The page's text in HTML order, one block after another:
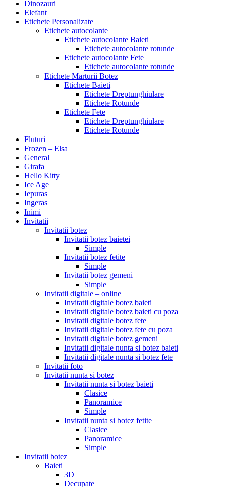
Dinozauri
Elefant
Etichete Personalizate
Etichete autocolante
Etichete autocolante Baieti
Etichete autocolante rotunde
Etichete autocolante Fete
Etichete autocolante rotunde
Etichete Marturii Botez
Etichete Baieti
Etichete Dreptunghiulare
Etichete Rotunde
Etichete Fete
Etichete Dreptunghiulare
Etichete Rotunde
Fluturi
Frozen – Elsa
General
Girafa
Hello Kitty
Ice Age
Iepuras
Ingeras
Inimi
Invitatii
Invitatii botez
Invitatii botez baietei
Simple
Invitatii botez fetite
Simple
Invitatii botez gemeni
Simple
Invitatii digitale – online
Invitatii digitale botez baieti
Invitatii digitale botez baieti cu poza
Invitatii digitale botez fete
Invitatii digitale botez fete cu poza
Invitatii digitale botez gemeni
Invitatii digitale nunta si botez baieti
Invitatii digitale nunta si botez fete
Invitatii foto
Invitatii nunta si botez
Invitatii nunta si botez baieti
Clasice
Panoramice
Simple
Invitatii nunta si botez fetite
Clasice
Panoramice
Simple
Invitatii botez
Baieti
3D
Decupate